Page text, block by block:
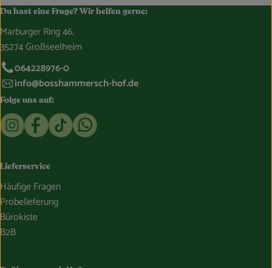
Du hast eine Frage? Wir helfen gerne:
Marburger Ring 46,
35274 Großseelheim
064228976-0
info@bosshammersch-hof.de
Folge uns auf:
Externer Link zu https://www.instagram.com/
Externer Link zu https://www.facebook.com/
Externer Link zu https://www.tiktok.com/
Externer Link zu https://whatsapp.com/
Lieferservice
Häufige Fragen
Probelieferung
Bürokiste
B2B